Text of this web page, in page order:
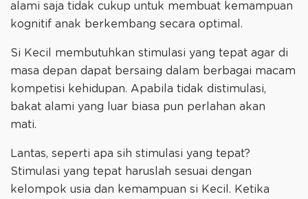
alami saja tidak cukup untuk membuat kemampuan
kognitif anak berkembang secara optimal.
Si Kecil membutuhkan stimulasi yang tepat agar di
masa depan dapat bersaing dalam berbagai macam
kompetisi kehidupan. Apabila tidak distimulasi,
bakat alami yang luar biasa pun perlahan akan
mati.
Lantas, seperti apa sih stimulasi yang tepat?
Stimulasi yang tepat haruslah sesuai dengan
kelompok usia dan kemampuan si Kecil. Ketika